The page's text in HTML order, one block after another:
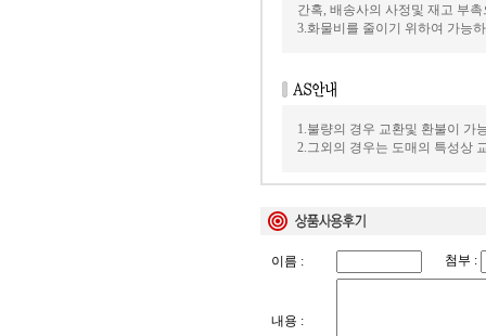
간혹, 배송사의 사정및 재고 부
3.화물비를 줄이기 위하여 가능
1.불량의 경우 교환및 환불이 가
2.그외의 경우는 도매의 특성상
이름 : 첨부 :
내용 :